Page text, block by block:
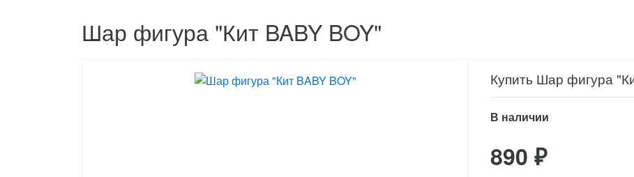
Шар фигура "Кит BABY BOY"
Купить Шар фигура
В наличии
890 ₽